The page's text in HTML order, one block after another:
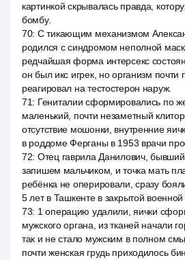
картинкой скрывалась правда,
бомбу.
70: С тикающим механизмом
родился с синдромом неполной
редчайшая форма интерсекс
он был икс игрек, но организм почти
реагировал на тестостерон наруж.
71: Гениталии сформировались по
маленький, почти незаметный
отсутствие мошонки, внутренние
в роддоме Ферганы в 1953 врачи
72: Отец гаврила Данилович, бывший
запишем мальчиком, и точка мать
ребёнка не оперировали, сразу
5 лет в Ташкенте в закрытой военной
73: 1 операцию удалили, яички
мужского органа, из тканей начали
так и не стало мужским в полном
почти женская грудь приходилось